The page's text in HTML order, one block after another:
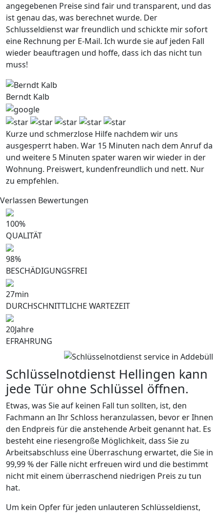
angegebenen Preise sind fair und transparent, und das
ist genau das, was berechnet wurde. Der
Schlusseldienst war freundlich und schickte mir sofort
eine Rechnung per E-Mail. Ich wurde sie auf jeden Fall
wieder beauftragen und hoffe, dass ich das nicht tun
muss!
Berndt Kalb
Kurze und schmerzlose Hilfe nachdem wir uns
ausgesperrt haben. War 15 Minuten nach dem Anruf da
und weitere 5 Minuten spater waren wir wieder in der
Wohnung. Preiswert, kundenfreundlich und nett. Nur
zu empfehlen.
Verlassen Bewertungen
100%
QUALITÄT
98%
BESCHÄDIGUNGSFREI
27min
DURCHSCHNITTLICHE WARTEZEIT
20Jahre
EFRAHRUNG
Schlüsselnotdienst Hellingen kann
jede Tür ohne Schlüssel öffnen.
Etwas, was Sie auf keinen Fall tun sollten, ist, den
Fachmann an Ihr Schloss heranzulassen, bevor er Ihnen
den Endpreis für die anstehende Arbeit genannt hat. Es
besteht eine riesengroße Möglichkeit, dass Sie zu
Arbeitsabschluss eine Überraschung erwartet, die Sie in
99,99 % der Fälle nicht erfreuen wird und die bestimmt
nicht mit einem überraschend niedrigen Preis zu tun
hat.
Um kein Opfer für jeden unlauteren Schlüsseldienst,